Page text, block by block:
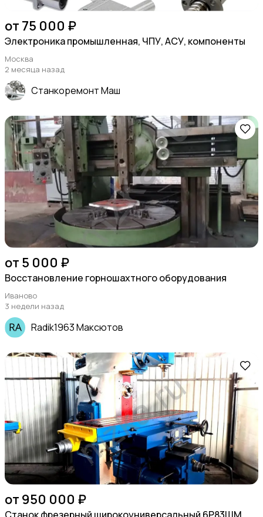
от 75 000 ₽
Электроника промышленная, ЧПУ, АСУ, компоненты
Москва
2 месяца назад
Станкоремонт Маш
от 5 000 ₽
Восстановление горношахтного оборудования
Иваново
3 недели назад
Radik1963 Максютов
от 950 000 ₽